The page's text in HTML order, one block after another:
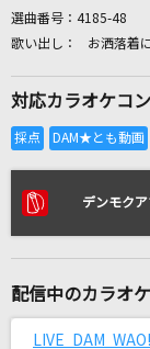
リア
晩餐歌
選曲番号： 4185-48
お洒落着
対応カラオケコ
デンモク
配信中のカラオ
LIVE DAM WAO!